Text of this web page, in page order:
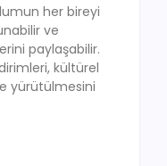
her bireyi
ve
paylaşabilir.
kültürel
yürütülmesini